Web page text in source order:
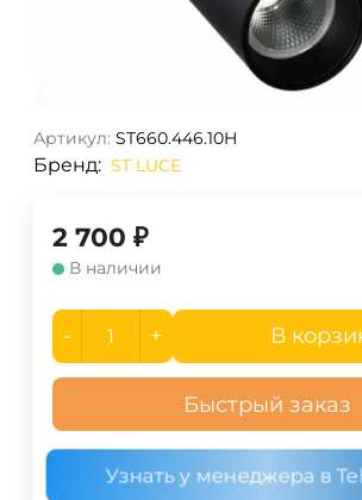
Артикул: ST660.446.10H
Бренд: ST LUCE
2 700 ₽
В наличии
- + В
Быстрый заказ
Узнать у менеджера в